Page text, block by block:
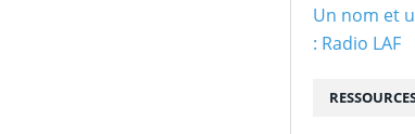
Un nom et
: Radio LAF